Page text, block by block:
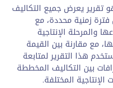
تقرير يعرض جميع التكاليف
فترة زمنية محددة، مع
والمرحلة الإنتاجية
مع مقارنة بين القيمة
هذا التقرير لمتابعة
بين التكاليف المخططة
الإنتاجية المختلفة.